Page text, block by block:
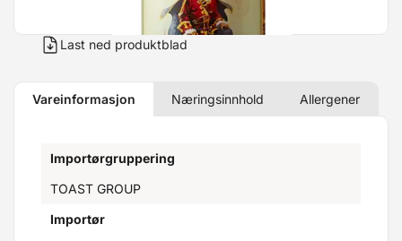
Last ned produktblad
Vareinformasjon Næringsinnhold Allergener
Importørgruppering
TOAST GROUP
Importør